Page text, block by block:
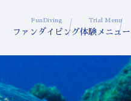
FunDiving
ファンダイビング
Trial Menu
体験メニュー